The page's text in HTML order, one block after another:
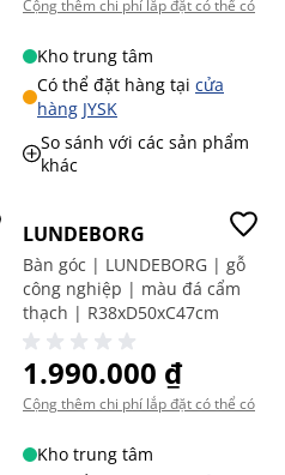
Cộng thêm chi phí lắp đặt có thể có
Kho trung tâm
Có thể đặt hàng tại cửa
hàng JYSK
So sánh với các sản phẩm
khác
LUNDEBORG
Bàn góc | LUNDEBORG | gỗ
công nghiệp | màu đá cẩm
thạch | R38xD50xC47cm
1.990.000 ₫
Cộng thêm chi phí lắp đặt có thể có
Kho trung tâm